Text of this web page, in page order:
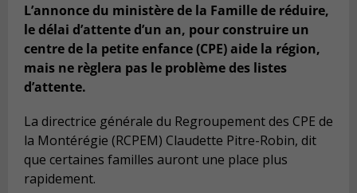
L’annonce du ministère de la Famille de réduire,
le délai d’attente d’un an, pour construire un
centre de la petite enfance (CPE) aide la région,
mais ne règlera pas le problème des listes
d’attente.
La directrice générale du Regroupement des CPE de
la Montérégie (RCPEM) Claudette Pitre-Robin, dit
que certaines familles auront une place plus
rapidement.